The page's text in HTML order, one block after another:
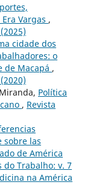
Vargas ,
cidade dos
o
de Macapá ,
Política
, Revista
sobre las
de América
do Trabalho: v. 7
na América